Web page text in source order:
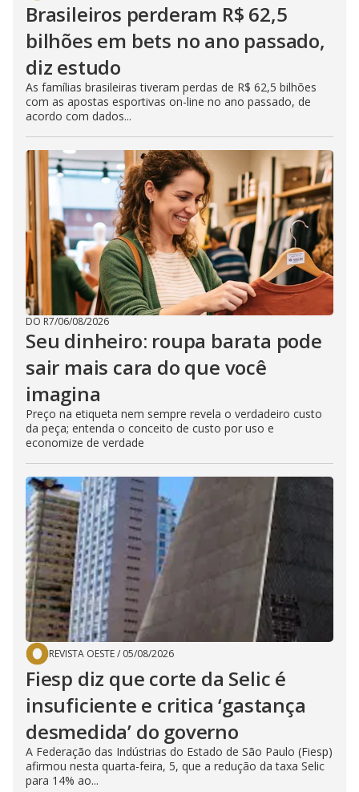
Brasileiros perderam R$ 62,5
bilhões em bets no ano passado,
diz estudo
As famílias brasileiras tiveram perdas de R$ 62,5 bilhões
com as apostas esportivas on-line no ano passado, de
acordo com dados...
DO R7/06/08/2026
Seu dinheiro: roupa barata pode
sair mais cara do que você
imagina
Preço na etiqueta nem sempre revela o verdadeiro custo
da peça; entenda o conceito de custo por uso e
economize de verdade
REVISTA OESTE/ 05/08/2026
Fiesp diz que corte da Selic é
insuficiente e critica ‘gastança
desmedida’ do governo
A Federação das Indústrias do Estado de São Paulo (Fiesp)
afirmou nesta quarta-feira, 5, que a redução da taxa Selic
para 14% ao...